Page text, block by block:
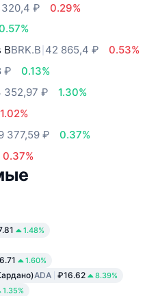
₽
0.29%
BBRK.B 42 865,4 ₽
0.53%
₽
0.13%
352,97 ₽
1.30%
1.02%
377,59 ₽
0.37%
0.37%
1.48%
1.60%
ADA ₽16.62 8.39%
1.35%